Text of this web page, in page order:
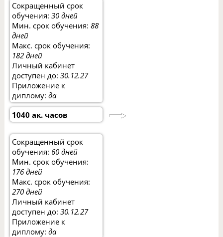
Сокращенный срок
обучения:30 дней
Мин. срок обучения:88
дней
Макс. срок обучения:
182 дней
Личный кабинет
доступен до:30.12.27
Приложение к
диплому:да
1040 ак. часов
Сокращенный срок
обучения: 60 дней
Мин. срок обучения:
176 дней
Макс. срок обучения:
270 дней
Личный кабинет
доступен до:30.12.27
Приложение к
диплому:да